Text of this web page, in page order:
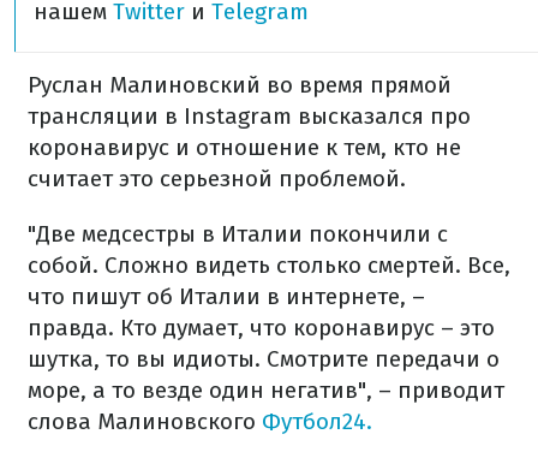
нашем Twitter и Telegram
Руслан Малиновский во время прямой
трансляции в Instagram высказался про
коронавирус и отношение к тем, кто не
считает это серьезной проблемой.
"Две медсестры в Италии покончили с
собой. Сложно видеть столько смертей. Все,
что пишут об Италии в интернете, –
правда. Кто думает, что коронавирус – это
шутка, то вы идиоты. Смотрите передачи о
море, а то везде один негатив", – приводит
слова Малиновского Футбол24.